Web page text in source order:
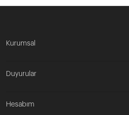
Kurumsal
Duyurular
Hesabım